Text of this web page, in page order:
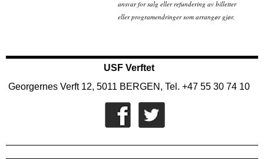
ansvar for salg eller refundering av billetter
eller programendringer som arrangør gjør.
USF Verftet
Georgernes Verft 12, 5011 BERGEN, Tel. +47 55 30 74 10